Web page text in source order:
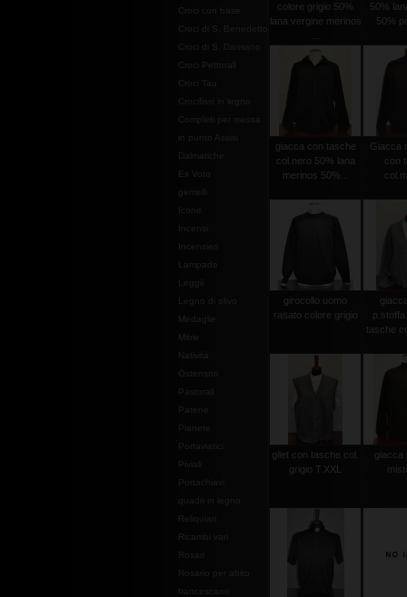
Croci con base
Croci di S. Benedetto
Croci di S. Damiano
Croci Pettorali
Croci Tau
Crocifissi in legno
Completi per messa
in punto Assisi
Dalmatiche
Ex Voto
gemelli
Leggii
Legno di olivo
Medaglie
Mitrie
Natività
Ostensori
Pastorali
Patene
Pianete
Portaviatici
Piviali
Portachiavi
quadri in legno
Reliquiari
Ricambi vari
Rosari
Rosario per abito
francescano
colore grigio 50%
lana vergine merinos
50%
50%
giacca con tasche
col.nero 50% lana
merinos 50%...
Giacca
con
girocollo uomo
rasato colore grigio
tasche
gilet con tasche col.
grigio T.XXL
giacca